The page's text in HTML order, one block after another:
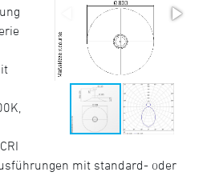
mit standard- oder